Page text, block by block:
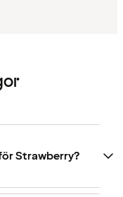
Strawberry?